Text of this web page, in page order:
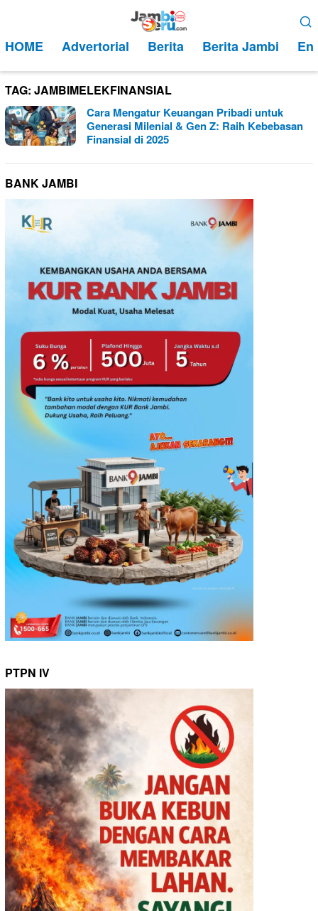
kontenMobile
HOME Advertorial Berita Berita Jambi
TAG: JAMBIMELEKFINANSIAL
Cara Mengatur Keuangan Pribadi untuk
Generasi Milenial & Gen Z: Raih Kebebasan
Finansial di 2025
BANK JAMBI
PTPN IV